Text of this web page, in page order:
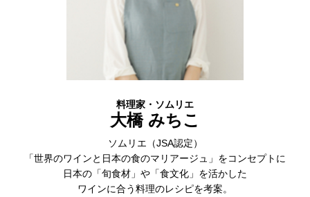
料理家・ソムリエ
大橋 みちこ
ソムリエ（JSA認定）
「世界のワインと日本の食のマリアージュ」をコンセプトに
日本の「旬食材」や「食文化」を活かした
ワインに合う料理のレシピを考案。